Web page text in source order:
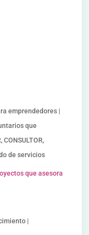
emprendedores |
que
CONSULTOR,
de servicios
que asesora
|